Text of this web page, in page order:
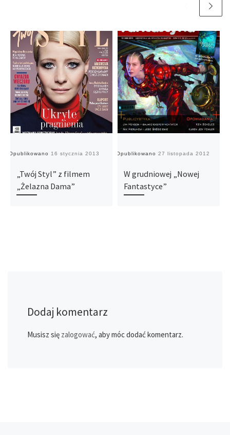
Opublikowano 16 stycznia 2013
„Twój Styl” z filmem
„Żelazna Dama”
Opublikowano 27 listopada 2012
W grudniowej „Nowej
Fantastyce”
Dodaj komentarz
Musisz się zalogować, aby móc dodać komentarz.